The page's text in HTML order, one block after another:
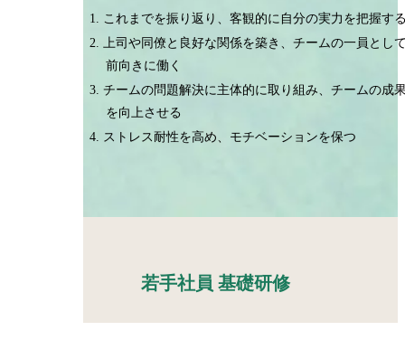
これまでを振り返り、客観的に自分の実力を把握す
上司や同僚と良好な関係を築き、チームの一員とし
前向きに働く
チームの問題解決に主体的に取り組み、チームの成
を向上させる
ストレス耐性を高め、モチベーションを保つ
若手社員 基礎研修